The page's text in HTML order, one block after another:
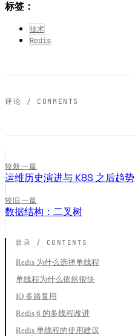
标签：
技术
Redis
评论 / COMMENTS
较新一篇
运维历史演进与 K8S 之后趋势
较旧一篇
数据结构：二叉树
Redis 为什么选择单线程
单线程为什么依然很快
IO 多路复用
Redis 6 的多线程改进
Redis 单线程的使用建议